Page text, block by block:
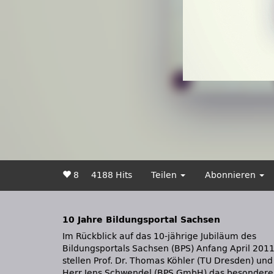
8 4188 Hits Teilen Abonnieren
10 Jahre Bildungsportal Sachsen
Im Rückblick auf das 10-jährige Jubiläum des
Bildungsportals Sachsen (BPS) Anfang April 2011
stellen Prof. Dr. Thomas Köhler (TU Dresden) und
ausgerichteten Arbeitskreises E-Learning - eines
Gremiums der sächsischen
Landesrektorenkonferenz - mit der wirtschaftlich